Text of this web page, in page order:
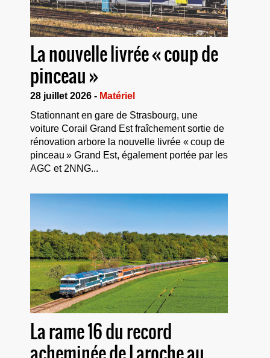
La nouvelle livrée « coup de
pinceau »
28 juillet 2026 - Matériel
Stationnant en gare de Strasbourg, une
voiture Corail Grand Est fraîchement sortie de
rénovation arbore la nouvelle livrée « coup de
pinceau » Grand Est, également portée par les
AGC et 2NNG...
La rame 16 du record